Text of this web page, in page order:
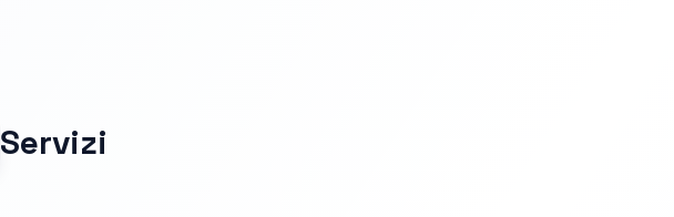
Servizi